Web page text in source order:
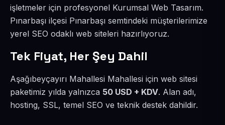
işletmeler için profesyonel Kurumsal Web Tasarım.
Pınarbaşı ilçesi Pınarbaşı semtindeki müşterilerimize
yerel SEO odaklı web siteleri hazırlıyoruz.
Tek Fiyat, Her Şey Dahil
Aşağıbeyçayırı Mahallesi Mahallesi için web sitesi
paketimiz yılda yalnızca 50 USD + KDV. Alan adı,
hosting, SSL, temel SEO ve teknik destek dahildir.